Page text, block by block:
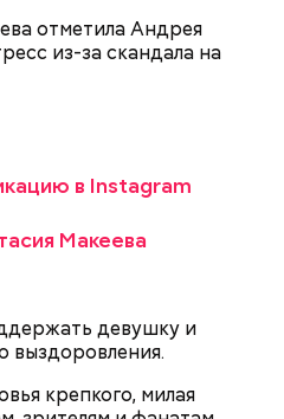
отметила Андрея
из-за скандала на
в Instagram
Макеева
девушку и
выздоровления.
крепкого, милая
человека. Нужно вести
увидели дикого
событий того периода
матч между
«Атлетико»,
Киеве. Полк Макеева жил
в 12 километрах
поехал к секретарю
и попросил